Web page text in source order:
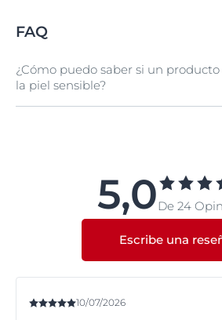
FAQ
¿Cómo puedo saber si un producto
la piel sensible?
regeneración y una tolerabilidad
probada. Sin embargo y en
nuevo producto, aplíquelo
interna de la muñeca. Si no
inflamación o picor, se puede
es compatible con su piel.
presenta síntomas que le provocan
5,0De 24
Escribe una
10/07/2026